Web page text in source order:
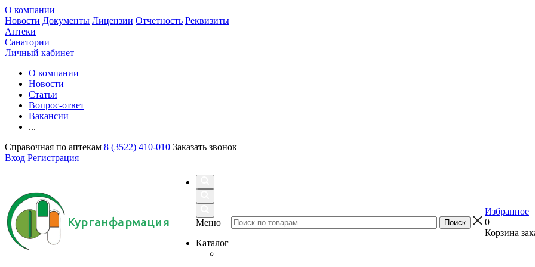
О компании
Новости Документы Лицензии Отчетность Реквизиты
Аптеки
Санатории
Личный кабинет
О компании
Новости
Статьи
Вопрос-ответ
Вакансии
...
Справочная по аптекам 8 (3522) 410-010 Заказать звонок
Вход Регистрация
Курганфармация
Меню
Каталог
Избранное
0
Корзина